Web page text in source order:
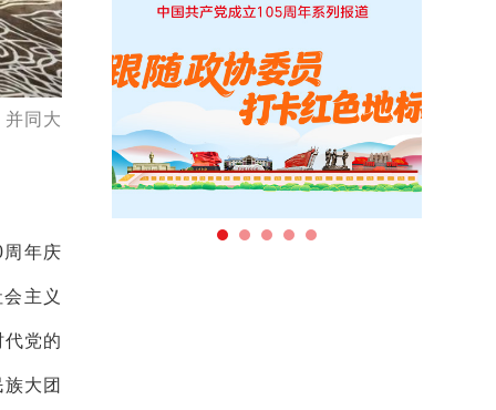
同大
年庆
主义
党的
大团